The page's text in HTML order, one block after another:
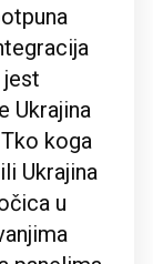
jest
Ukrajina
koga
Ukrajina
u